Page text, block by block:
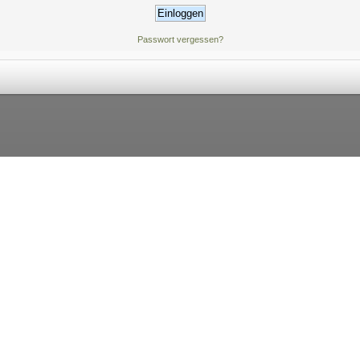
Passwort vergessen?